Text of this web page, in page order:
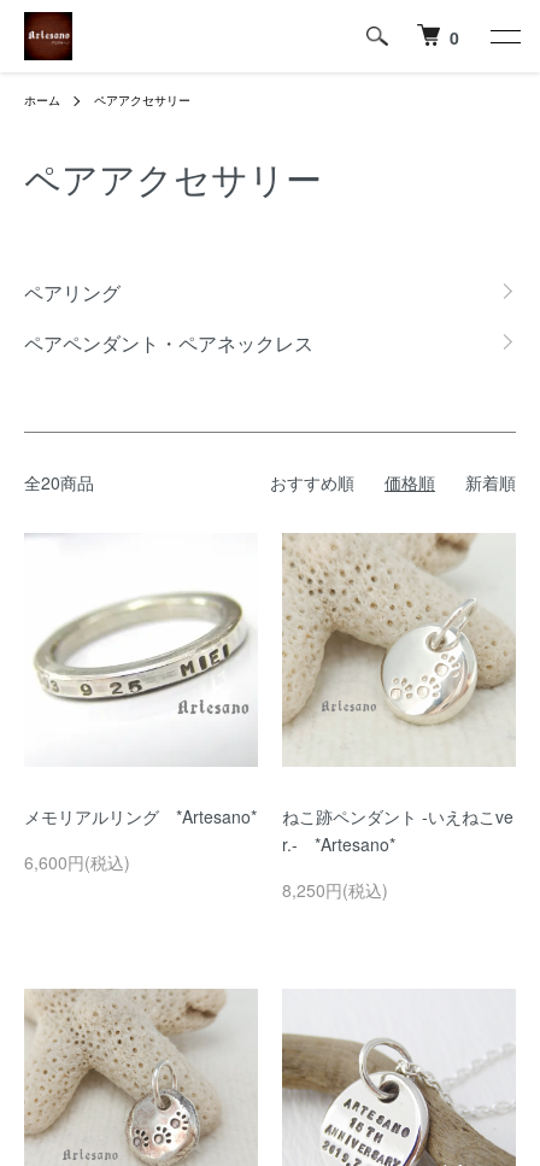
0
ホーム ペアアクセサリー
ペアアクセサリー
ペアリング
ペアペンダント・ペアネックレス
全20商品 おすすめ順 価格順 新着順
メモリアルリング *Artesano*
6,600円(税込)
ねこ跡ペンダント -いえねこve
r.- *Artesano*
8,250円(税込)